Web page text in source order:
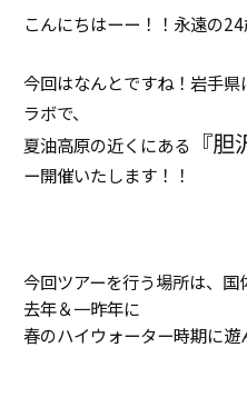
こんにちはーー！！永遠の
今回はなんとですね！岩手県
ラボで、
夏油高原の近くにある 『胆
ー開催いたします！！
今回ツアーを行う場所は、
去年＆一昨年に
春のハイウォーター時期に遊